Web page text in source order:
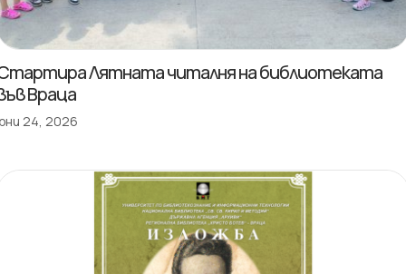
Лятната читалня на библиотеката
Враца
24, 2026